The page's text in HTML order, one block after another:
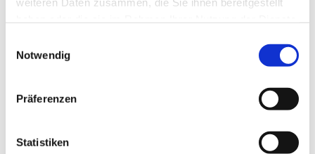
Notwendig
Präferenzen
Statistiken
haben an gemeinsamer Freizeitgestaltung nur für uns.
Darum nennt sich diese Gruppe auch "EwoK"s (=
Erwachsene mal ohne Kinder).
Wir treffen uns einmal im Monat im Dietrich-
Bonhoeffer-Zentrum zu Aktivitäten oder um von dort
aus zu Ausflügen zu starten. Wenn nichts anderes
angegeben ist, finden die Treffen um 19 Uhr statt.